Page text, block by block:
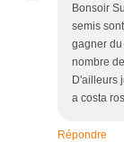
Bonsoir
semis
gagner du
nombre
D'ailleurs
a costa
Répondre